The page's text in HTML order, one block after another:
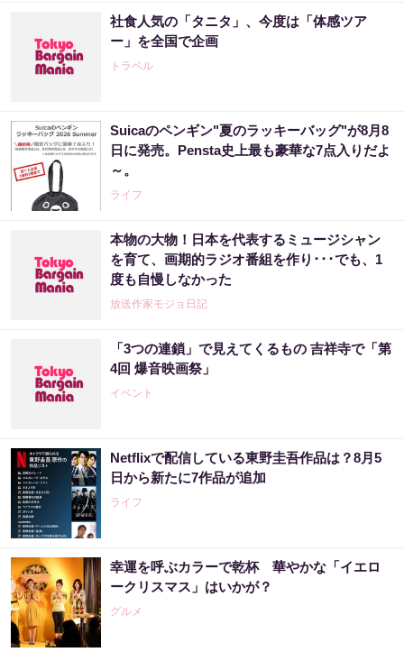
社食人気の「タニタ」、今度は「体感ツア
ー」を全国で企画
トラベル
Suicaのペンギン"夏のラッキーバッグ"が8月8
日に発売。Pensta史上最も豪華な7点入りだよ
～。
ライフ
本物の大物！日本を代表するミュージシャン
を育て、画期的ラジオ番組を作り･･･でも、1
度も自慢しなかった
放送作家モジョ日記
「3つの連鎖」で見えてくるもの 吉祥寺で「第
4回 爆音映画祭」
イベント
Netflixで配信している東野圭吾作品は？8月5
日から新たに7作品が追加
ライフ
幸運を呼ぶカラーで乾杯 華やかな「イエロ
ークリスマス」はいかが？
グルメ